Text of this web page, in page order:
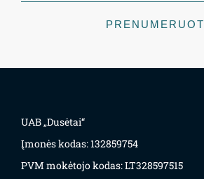
PRENUMERUOTI
UAB „Dusėtai“
Įmonės kodas: 132859754
PVM mokėtojo kodas: LT328597515